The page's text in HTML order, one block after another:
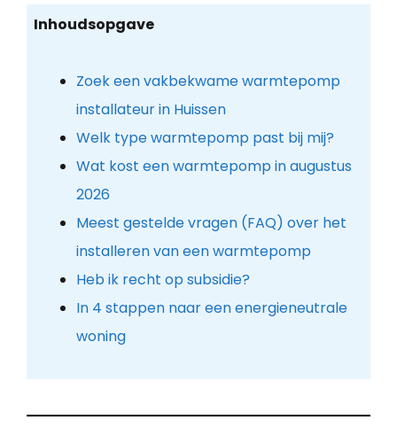
Inhoudsopgave
Zoek een vakbekwame warmtepomp
installateur in Huissen
Welk type warmtepomp past bij mij?
Wat kost een warmtepomp in augustus
2026
Meest gestelde vragen (FAQ) over het
installeren van een warmtepomp
Heb ik recht op subsidie?
In 4 stappen naar een energieneutrale
woning